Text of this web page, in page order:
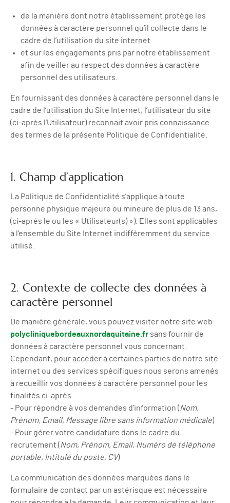
de la manière dont notre établissement protège les
données à caractère personnel qu’il collecte dans le
cadre de l’utilisation du site internet
et sur les engagements pris par notre établissement
afin de veiller au respect des données à caractère
personnel des utilisateurs.
En fournissant des données à caractère personnel dans le
cadre de l’utilisation du Site Internet, l’utilisateur du site
(ci-après l’Utilisateur) reconnait avoir pris connaissance
des termes de la présente Politique de Confidentialité.
1. Champ d’application
La Politique de Confidentialité s’applique à toute
personne physique majeure ou mineure de plus de 13 ans,
(ci-après le ou les « Utilisateur(s) »). Elles sont applicables
à l’ensemble du Site Internet indifféremment du service
utilisé.
2. Contexte de collecte des données à
caractère personnel
De manière générale, vous pouvez visiter notre site web
polycliniquebordeauxnordaquitaine.fr sans fournir de
données à caractère personnel vous concernant.
Cependant, pour accéder à certaines parties de notre site
internet ou des services spécifiques nous serons amenés
à recueillir vos données à caractère personnel pour les
finalités ci-après :
- Pour répondre à vos demandes d’information ( Nom,
Prénom, Email, Message libre sans information médicale)
- Pour gérer votre candidature dans le cadre du
recrutement ( Nom, Prénom, Email, Numéro de téléphone
portable, Intitulé du poste, CV)
La communication des données marquées dans le
formulaire de contact par un astérisque est nécessaire